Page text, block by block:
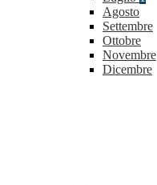
Agosto
Settembre
Ottobre
Novembre
Dicembre